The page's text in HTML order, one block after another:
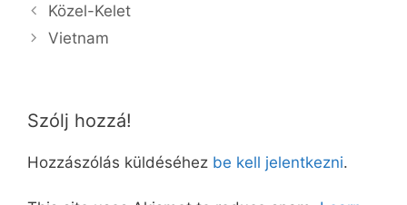
Közel-Kelet
Vietnam
Szólj hozzá!
Hozzászólás küldéséhez be kell jelentkezni.